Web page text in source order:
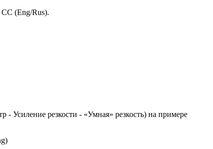
(Eng/Rus).
- Усиление резкости - «Умная» резкость) на примере